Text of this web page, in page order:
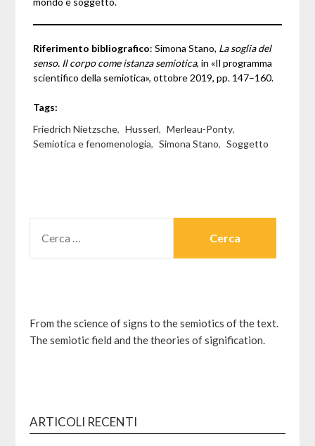
Riferimento bibliografico: Simona Stano, La soglia del
senso. Il corpo come istanza semiotica, in «Il programma
scientifico della semiotica», ottobre 2019, pp. 147–160.
Tags:
Friedrich Nietzsche, Husserl, Merleau-Ponty,
Semiotica e fenomenologia, Simona Stano, Soggetto
PER:
From the science of signs to the semiotics of the text.
The semiotic field and the theories of signification.
ARTICOLI RECENTI